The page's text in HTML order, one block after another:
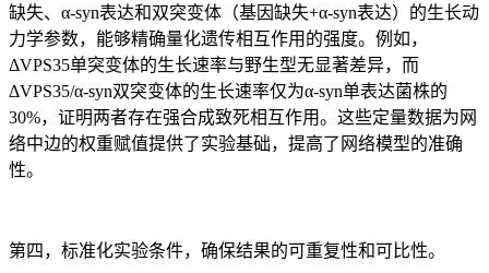
缺失、α-syn表达和双突变体（基因缺失+α-syn表达）的生长动
力学参数，能够精确量化遗传相互作用的强度。例如，
ΔVPS35单突变体的生长速率与野生型无显著差异，而
ΔVPS35/α-syn双突变体的生长速率仅为α-syn单表达菌株的
30%，证明两者存在强合成致死相互作用。这些定量数据为网
络中边的权重赋值提供了实验基础，提高了网络模型的准确
性。
第四，标准化实验条件，确保结果的可重复性和可比性。